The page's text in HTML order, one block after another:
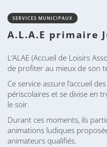
SERVICES MUNICIPAUX
A.L.A.E primaire
L’ALAE (Accueil de Loisirs
de profiter au mieux de son
Ce service assure l’accueil
périscolaires et se divise en
le soir.
Durant ces moments, ils
animations ludiques
animateurs qualifiés.